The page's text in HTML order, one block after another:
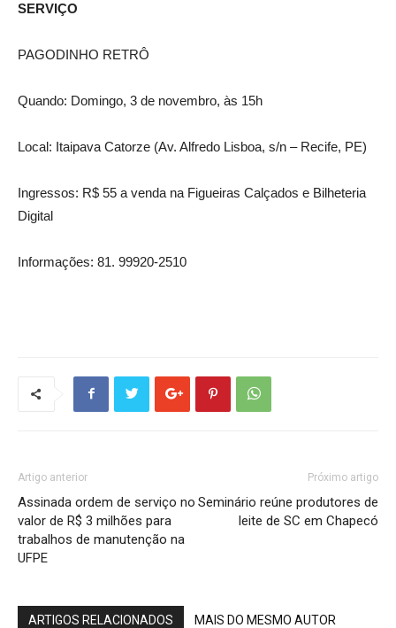
SERVIÇO
PAGODINHO RETRÔ
Quando: Domingo, 3 de novembro, às 15h
Local: Itaipava Catorze (Av. Alfredo Lisboa, s/n – Recife, PE)
Ingressos: R$ 55 a venda na Figueiras Calçados e Bilheteria
Digital
Informações: 81. 99920-2510
Artigo anterior
Assinada ordem de serviço no
valor de R$ 3 milhões para
trabalhos de manutenção na
UFPE
Próximo artigo
Seminário reúne produtores de
leite de SC em Chapecó
ARTIGOS RELACIONADOS MAIS DO MESMO AUTOR